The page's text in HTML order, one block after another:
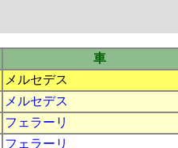
車
メルセデス
メルセデス
フェラーリ
フェラーリ